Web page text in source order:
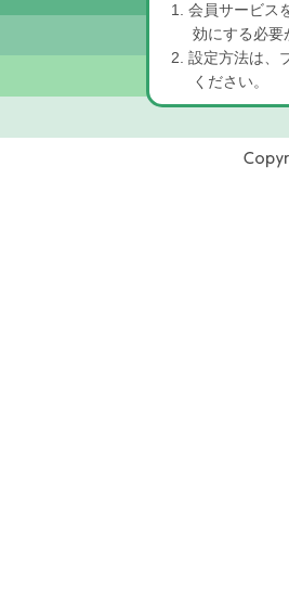
1. 会員サービス
効にする必要
2. 設定方法は、
ください。